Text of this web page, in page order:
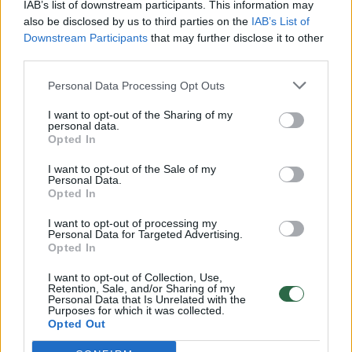
IAB’s list of downstream participants. This information may
also be disclosed by us to third parties on the IAB’s List of
Downstream Participants that may further disclose it to other
Personal Data Processing Opt Outs
I want to opt-out of the Sharing of my
personal data.
Opted In
I want to opt-out of the Sale of my
Personal Data.
Opted In
I want to opt-out of processing my
Personal Data for Targeted Advertising.
Opted In
I want to opt-out of Collection, Use,
Retention, Sale, and/or Sharing of my
Personal Data that Is Unrelated with the
Purposes for which it was collected.
Opted Out
vaiko gyvybių išgelbėti nepavyko
Žinios | Lietuvos diena
00:00:57
32 laipsnių šilumos
Žinios | Orai
Nufilmavo, kaip patvino Vilniaus Vakarinis aplinkkelis:
vaizdas pribloškia
Žinios | Lietuvos diena
00:00:55
Avarija Vilniuje: į stotelę įsirėžęs automobilis sužalojo
dvi moteris
Žinios | Lietuvos diena